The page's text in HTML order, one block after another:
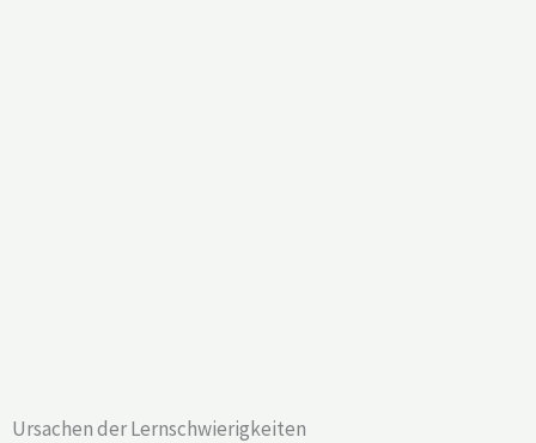
Ursachen der Lernschwierigkeiten